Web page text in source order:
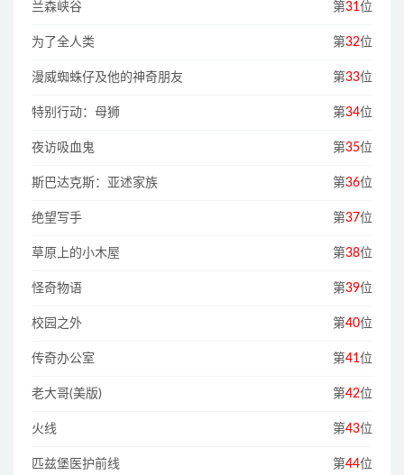
兰森峡谷 第31位
为了全人类 第32位
漫威蜘蛛仔及他的神奇朋友 第33位
特别行动：母狮 第34位
夜访吸血鬼 第35位
斯巴达克斯：亚述家族 第36位
绝望写手 第37位
草原上的小木屋 第38位
怪奇物语 第39位
校园之外 第40位
传奇办公室 第41位
老大哥(美版) 第42位
火线 第43位
匹兹堡医护前线 第44位